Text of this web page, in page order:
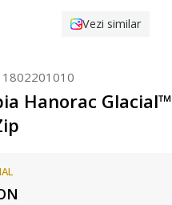
Vezi similar
1802201010
Hanorac Glacial™